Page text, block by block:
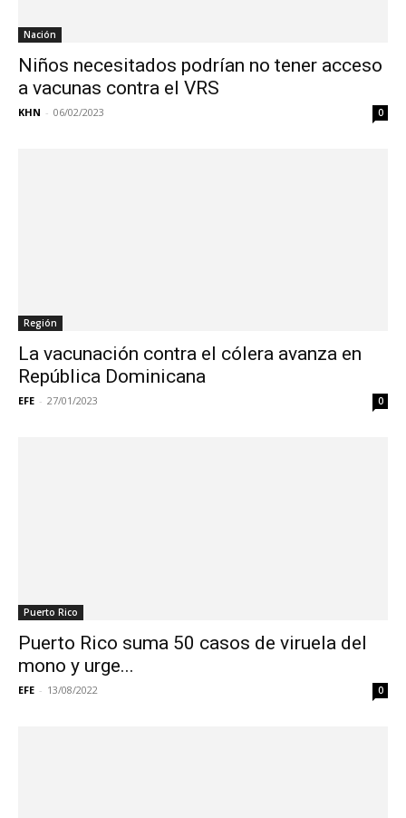
Nación
Niños necesitados podrían no tener acceso
a vacunas contra el VRS
KHN - 06/02/2023 0
Región
La vacunación contra el cólera avanza en
República Dominicana
EFE - 27/01/2023 0
Puerto Rico
Puerto Rico suma 50 casos de viruela del
mono y urge...
EFE - 13/08/2022 0